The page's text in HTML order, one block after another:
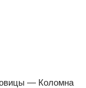
— Коломна